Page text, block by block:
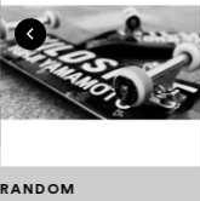
RANDOM